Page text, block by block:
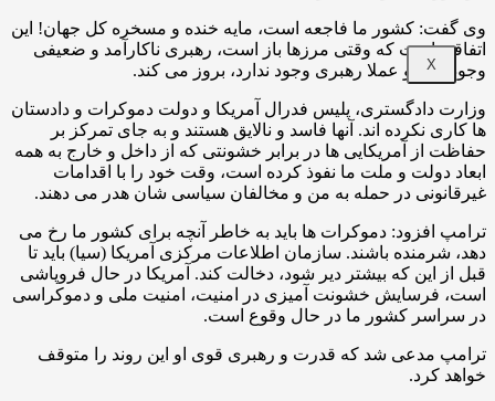
کشور ما فاجعه است، مایه خنده و مسخره کل جهان! این
که وقتی مرزها باز است، رهبری ناکارآمد و ضعیفی
و عملا رهبری وجود ندارد، بروز می کند.
پلیس فدرال آمریکا و دولت دموکرات و دادستان
اند. آنها فاسد و نالایق هستند و به جای تمرکز بر
آمریکایی ها در برابر خشونتی که از داخل و خارج به همه
و ملت ما نفوذ کرده است، وقت خود را با اقدامات
در حمله به من و مخالفان سیاسی شان هدر می دهند.
دموکرات ها باید به خاطر آنچه برای کشور ما رخ می
باشند. سازمان اطلاعات مرکزی آمریکا (سیا) باید تا
که بیشتر دیر شود، دخالت کند. آمریکا در حال فروپاشی
خشونت آمیزی در امنیت، امنیت ملی و دموکراسی
کشور ما در حال وقوع است.
شد که قدرت و رهبری قوی او این روند را متوقف